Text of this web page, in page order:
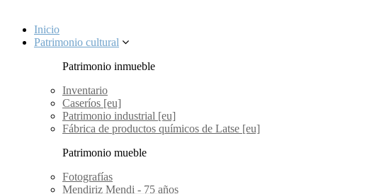
Inicio
Patrimonio cultural
Patrimonio inmueble
Inventario
Caseríos [eu]
Patrimonio industrial [eu]
Fábrica de productos químicos de Latse [eu]
Patrimonio mueble
Fotografías
Mendiriz Mendi - 75 años